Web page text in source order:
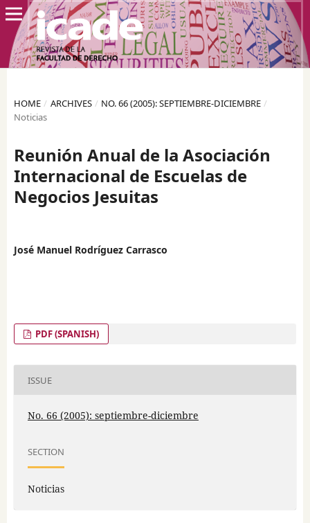
HOME / ARCHIVES / NO. 66 (2005): SEPTIEMBRE-DICIEMBRE /
Noticias
Reunión Anual de la Asociación
Internacional de Escuelas de
Negocios Jesuitas
José Manuel Rodríguez Carrasco
PDF (SPANISH)
ISSUE
No. 66 (2005): septiembre-diciembre
SECTION
Noticias